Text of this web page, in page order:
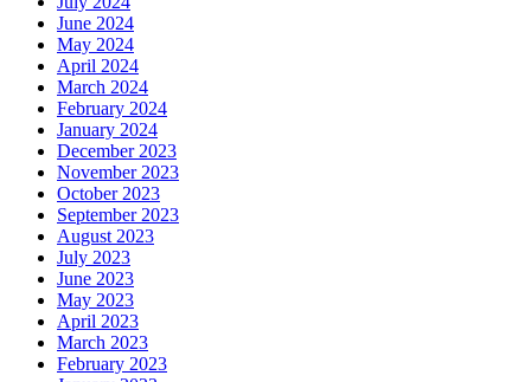
June 2024
May 2024
April 2024
March 2024
February 2024
January 2024
December 2023
November 2023
October 2023
September 2023
August 2023
July 2023
June 2023
May 2023
April 2023
March 2023
February 2023